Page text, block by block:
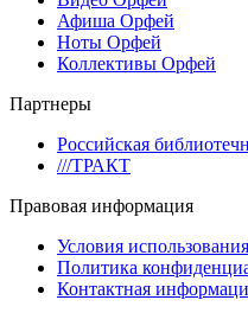
Афиша Орфей
Ноты Орфей
Коллективы Орфей
Партнеры
Российская
///ТРАКТ
Правовая информация
Условия
Политика
Контактная